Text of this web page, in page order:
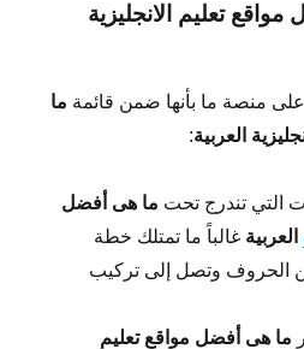
تعليم الانجليزية
منصة ما بأنها ضمن قائمة ما
العربية:
التي تندرج تحت ما هى أفضل
العربية غالباً ما تمتلك خطة
الحروف وتصل إلى تركيب
ما هى أفضل مواقع تعليم